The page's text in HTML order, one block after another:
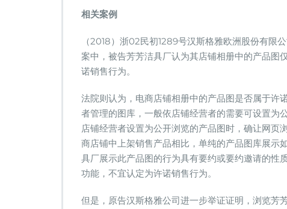
相关案例
（2018）浙02民初1289号汉斯格雅欧洲股份有限
案中，被告芳芳洁具厂认为其店铺相册中的产品图
诺销售行为。
法院则认为，电商店铺相册中的产品图是否属于许
者管理的图库，一般依店铺经营者的需要可设置为
店铺经营者设置为公开浏览的产品图时，确让网
商店铺中上架销售产品相比，单纯的产品图库展示
具厂展示此产品图的行为具有要约或要约邀请的性
功能，不宜认定为许诺销售行为。
但是，原告汉斯格雅公司进一步举证证明，浏览芳